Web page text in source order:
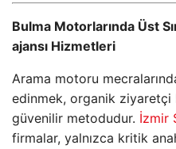
Bulma Motorlarında Üst
ajansı Hizmetleri
Arama motoru
edinmek, organik ziyaretçi
güvenilir metodudur. İzmir
firmalar, yalnızca kritik